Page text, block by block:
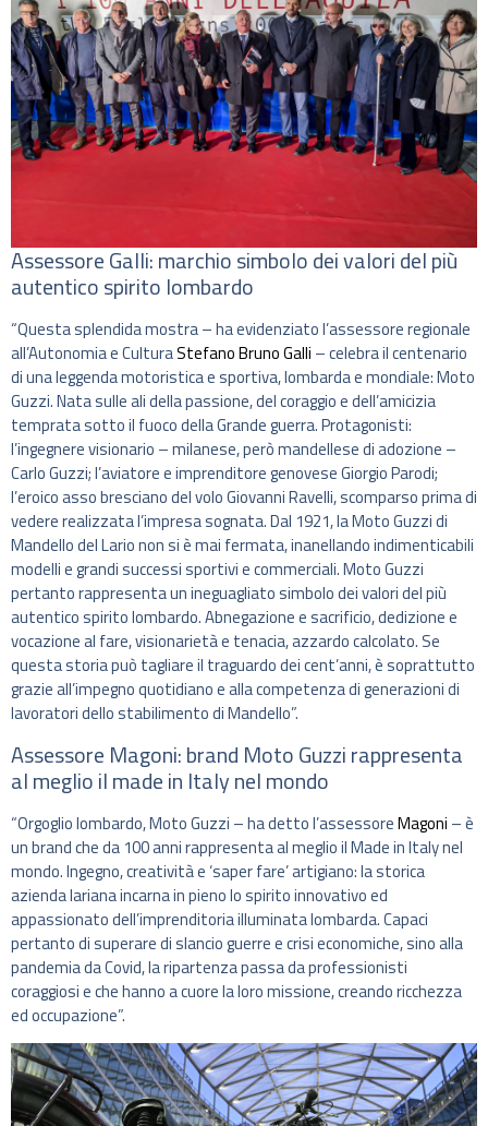
Assessore Galli: marchio simbolo dei valori del più
autentico spirito lombardo
“Questa splendida mostra – ha evidenziato l’assessore regionale
all’Autonomia e CulturaStefano Bruno Galli – celebra il centenario
di una leggenda motoristica e sportiva, lombarda e mondiale: Moto
Guzzi. Nata sulle ali della passione, del coraggio e dell’amicizia
temprata sotto il fuoco della Grande guerra. Protagonisti:
l’ingegnere visionario – milanese, però mandellese di adozione –
Carlo Guzzi; l’aviatore e imprenditore genovese Giorgio Parodi;
l’eroico asso bresciano del volo Giovanni Ravelli, scomparso prima di
vedere realizzata l’impresa sognata. Dal 1921, la Moto Guzzi di
Mandello del Lario non si è mai fermata, inanellando indimenticabili
modelli e grandi successi sportivi e commerciali. Moto Guzzi
pertanto rappresenta un ineguagliato simbolo dei valori del più
autentico spirito lombardo. Abnegazione e sacrificio, dedizione e
vocazione al fare, visionarietà e tenacia, azzardo calcolato. Se
questa storia può tagliare il traguardo dei cent’anni, è soprattutto
grazie all’impegno quotidiano e alla competenza di generazioni di
lavoratori dello stabilimento di Mandello”.
Assessore Magoni: brand Moto Guzzi rappresenta
al meglio il made in Italy nel mondo
“Orgoglio lombardo, Moto Guzzi – ha detto l’assessoreMagoni – è
un brand che da 100 anni rappresenta al meglio il Made in Italy nel
mondo. Ingegno, creatività e ‘saper fare’ artigiano: la storica
azienda lariana incarna in pieno lo spirito innovativo ed
appassionato dell’imprenditoria illuminata lombarda. Capaci
pertanto di superare di slancio guerre e crisi economiche, sino alla
pandemia da Covid, la ripartenza passa da professionisti
coraggiosi e che hanno a cuore la loro missione, creando ricchezza
ed occupazione”.